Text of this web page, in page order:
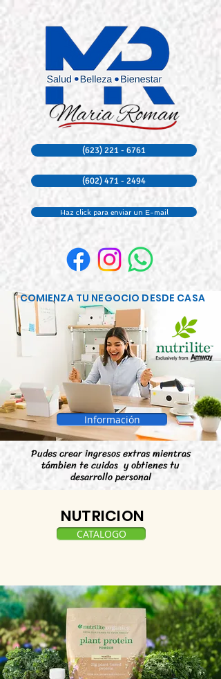
(623) 221 - 6761
(602) 471 - 2494
Haz click para enviar un E-mail
COMIENZA TU NEGOCIO DESDE CASA
Información
Pudes crear ingresos extras mientras
támbien te cuidas y obtienes tu
desarrollo personal
NUTRICION
CATALOGO